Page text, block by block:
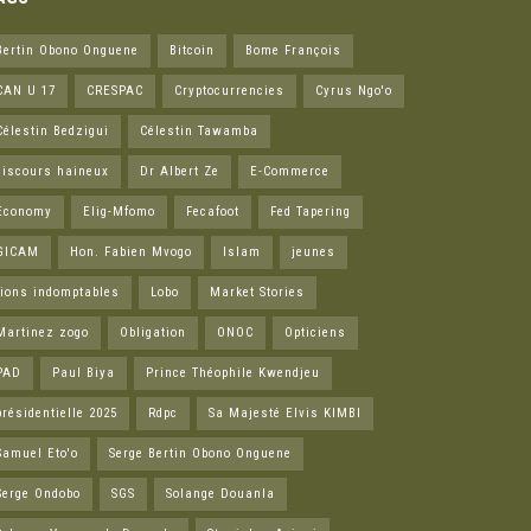
Obono Onguene Bitcoin Bome François
U 17 CRESPAC Cryptocurrencies Cyrus Ngo'o
Bedzigui Célestin Tawamba
haineux Dr Albert Ze E-Commerce
Elig-Mfomo Fecafoot Fed Tapering
Hon. Fabien Mvogo Islam jeunes
indomptables Lobo Market Stories
zogo Obligation ONOC Opticiens
Paul Biya Prince Théophile Kwendjeu
2025 Rdpc Sa Majesté Elvis KIMBI
Eto'o Serge Bertin Obono Onguene
Ondobo SGS Solange Douanla